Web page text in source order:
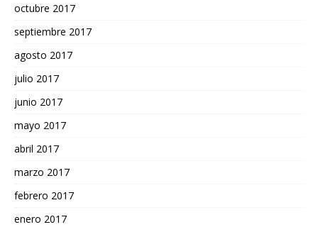
octubre 2017
septiembre 2017
agosto 2017
julio 2017
junio 2017
mayo 2017
abril 2017
marzo 2017
febrero 2017
enero 2017